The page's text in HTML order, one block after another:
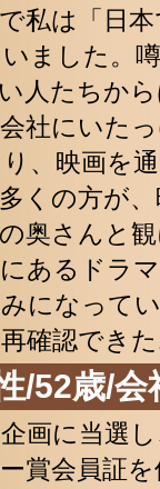
私は「日
ました。
人たちか
社にいた
、映画を
くの方が
奥さんと
あるドラ
になって
確認でき
/52歳/会
画に当選
賞会員証